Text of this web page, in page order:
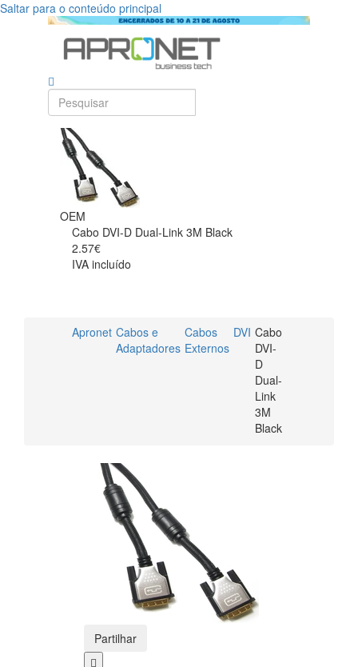
Saltar para o conteúdo principal
OEM
Cabo DVI-D Dual-Link 3M Black
2.57€
IVA incluído
Apronet Cabos e
Adaptadores
Cabos
Externos
DVI Cabo
DVI-
D
Dual-
Link
3M
Black
Partilhar